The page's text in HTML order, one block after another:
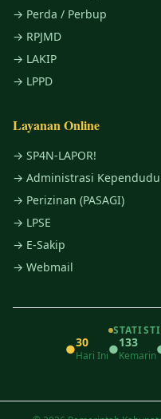
→ Perda / Perbup
→ RPJMD
→ LAKIP
→ LPPD
Layanan Online
→ SP4N-LAPOR!
→ Administrasi
→ Perizinan (PASAGI)
→ LPSE
→ E-Sakip
→ Webmail
●30
Hari Ini●133
Kemarin